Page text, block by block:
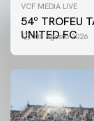
VCF MEDIA LIVE
54º TROFEU
UNITED FC
08 agosto 2026